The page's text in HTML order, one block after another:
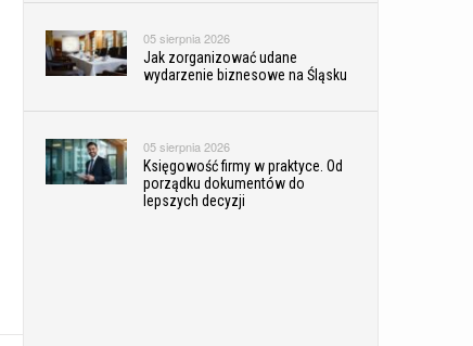
05 sierpnia 2026
Jak zorganizować udane
wydarzenie biznesowe na Śląsku
05 sierpnia 2026
Księgowość firmy w praktyce. Od
porządku dokumentów do
lepszych decyzji